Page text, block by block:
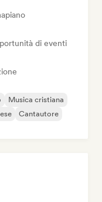
di eventi
Musica cristiana
Cantautore